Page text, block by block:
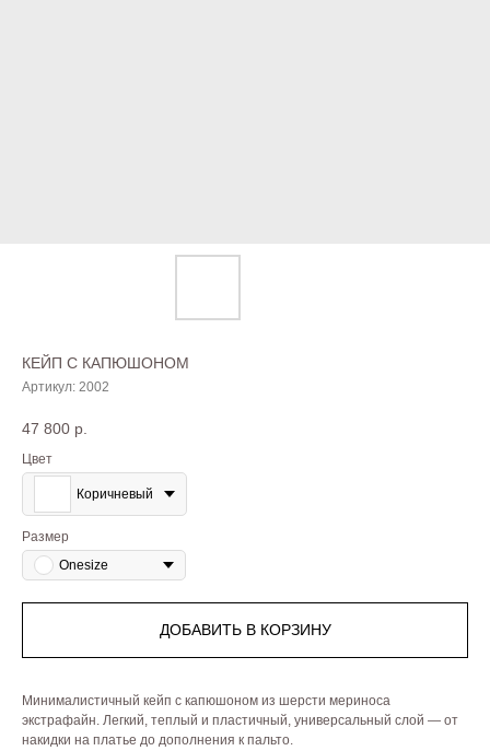
КЕЙП С КАПЮШОНОМ
Артикул: 2002
47 800 р.
Цвет
Коричневый
Размер
Onesize
ДОБАВИТЬ В КОРЗИНУ
Минималистичный кейп с капюшоном из шерсти мериноса
экстрафайн. Легкий, теплый и пластичный, универсальный слой — от
накидки на платье до дополнения к пальто.